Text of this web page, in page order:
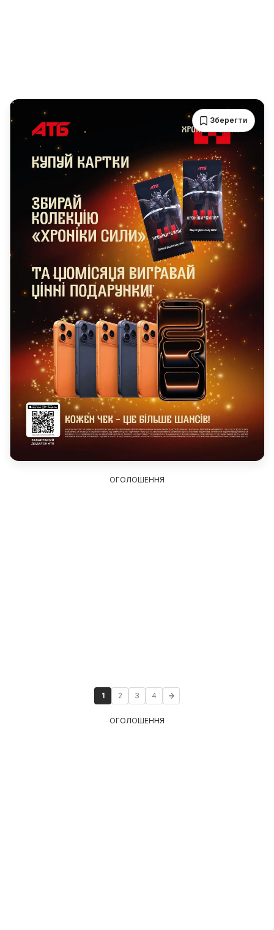
Зберегти
ОГОЛОШЕННЯ
1 2 3 4
ОГОЛОШЕННЯ